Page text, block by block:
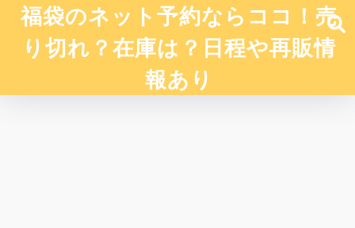
福袋のネット予約ならココ！売
り切れ？在庫は？日程や再販情
報あり